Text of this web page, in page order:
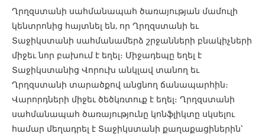
Ղրղզստանի սահմանապահ ծառայության մամուլի
կենտրոնից հայտնել են, որ Ղրղզստանի եւ
Տաջիկստանի սահմանամերձ շրջանների բնակիչների
միջեւ նոր բախում է եղել։ Միջադեպը եղել է
Տաջիկստանից Վորուխ անկլավ տանող եւ
Ղրղզստանի տարածքով անցնող ճանապարհին։
Վարորդների միջեւ ծեծկռտուք է եղել։ Ղրղզստանի
սահմանապահ ծառայությունը կոնֆլիկտը սկսելու
համար մեղադրել է Տաջիկստանի քաղաքացիներին՝